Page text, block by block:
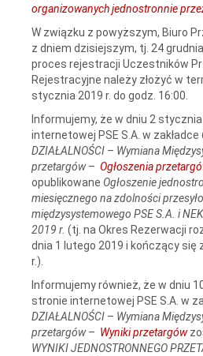
organizowanych jednostronnie
W związku z powyższym, Biuro
z dniem dzisiejszym, tj. 24
proces rejestracji Uczestników
Rejestracyjne należy złożyć w
stycznia 2019 r. do godz. 16:00.
Informujemy, że w dniu 2
internetowej PSE S.A. w zakładce
DZIAŁALNOŚCI – Wymiana
przetargów– Ogłoszenia
opublikowane Ogłoszenie
miesięcznego na zdolności
międzysystemowego PSE S.A. i
2019 r. (tj. na Okres Rezerwacji
dnia 1 lutego 2019 i kończący się
r.).
Informujemy również, że w dniu
stronie internetowej PSE S.A. w
DZIAŁALNOŚCI – Wymiana
przetargów– Wyniki przetargów
WYNIKI JEDNOSTRONNEGO